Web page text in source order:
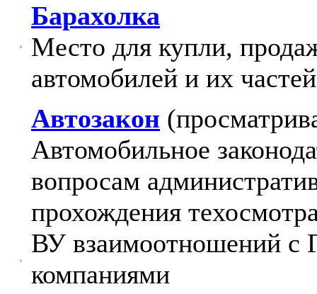
Барахолка
Место для купли,
автомобилей и их
Автозакон
Автомобильное
вопросам
прохождения
ВУ взаимоотношений
компаниями